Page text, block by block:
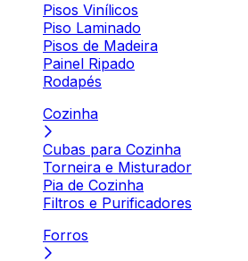
Pisos Vinílicos
Piso Laminado
Pisos de Madeira
Painel Ripado
Rodapés
Cozinha
Cubas para Cozinha
Torneira e Misturador
Pia de Cozinha
Filtros e Purificadores
Forros